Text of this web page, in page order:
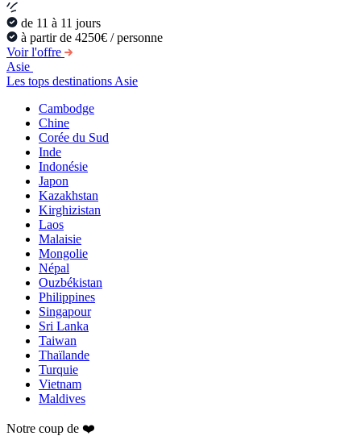
de 11 à 11 jours
à partir de 4250€ / personne
Voir l'offre
Asie
Les tops destinations Asie
Cambodge
Chine
Corée du Sud
Inde
Indonésie
Japon
Kazakhstan
Kirghizistan
Laos
Malaisie
Mongolie
Népal
Ouzbékistan
Philippines
Singapour
Sri Lanka
Taiwan
Thaïlande
Turquie
Vietnam
Maldives
Notre coup de ❤️